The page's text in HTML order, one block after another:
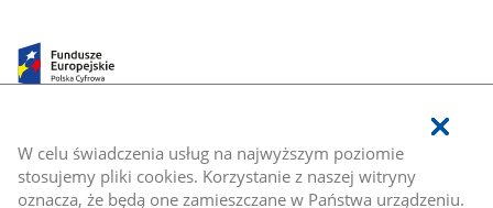
W celu świadczenia usług na najwyższym poziomie
stosujemy pliki cookies. Korzystanie z naszej witryny
oznacza, że będą one zamieszczane w Państwa urządzeniu.